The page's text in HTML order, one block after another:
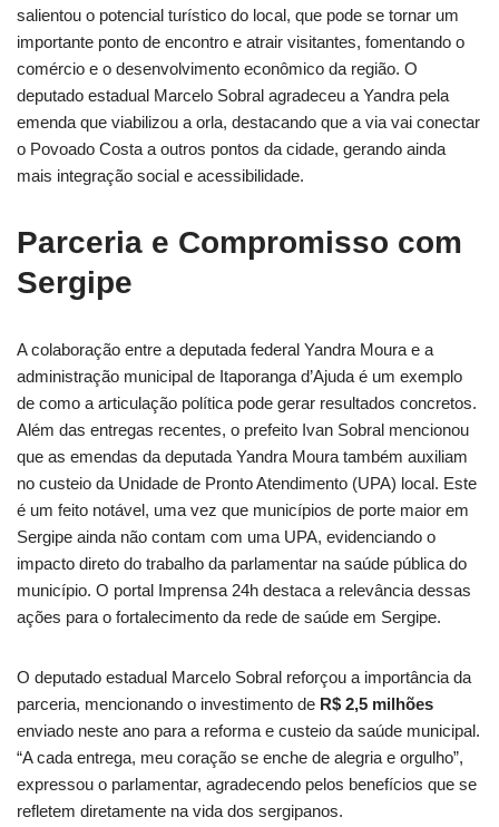
salientou o potencial turístico do local, que pode se tornar um
importante ponto de encontro e atrair visitantes, fomentando o
comércio e o desenvolvimento econômico da região. O
deputado estadual Marcelo Sobral agradeceu a Yandra pela
emenda que viabilizou a orla, destacando que a via vai conectar
o Povoado Costa a outros pontos da cidade, gerando ainda
mais integração social e acessibilidade.
Parceria e Compromisso com
Sergipe
A colaboração entre a deputada federal Yandra Moura e a
administração municipal de Itaporanga d’Ajuda é um exemplo
de como a articulação política pode gerar resultados concretos.
Além das entregas recentes, o prefeito Ivan Sobral mencionou
que as emendas da deputada Yandra Moura também auxiliam
no custeio da Unidade de Pronto Atendimento (UPA) local. Este
é um feito notável, uma vez que municípios de porte maior em
Sergipe ainda não contam com uma UPA, evidenciando o
impacto direto do trabalho da parlamentar na saúde pública do
município. O portal Imprensa 24h destaca a relevância dessas
ações para o fortalecimento da rede de saúde em Sergipe.
O deputado estadual Marcelo Sobral reforçou a importância da
parceria, mencionando o investimento de R$ 2,5 milhões
enviado neste ano para a reforma e custeio da saúde municipal.
“A cada entrega, meu coração se enche de alegria e orgulho”,
expressou o parlamentar, agradecendo pelos benefícios que se
refletem diretamente na vida dos sergipanos.